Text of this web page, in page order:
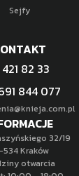
Sejfy
32/19
534 Kraków
otwarcia
421 82 33
844 077